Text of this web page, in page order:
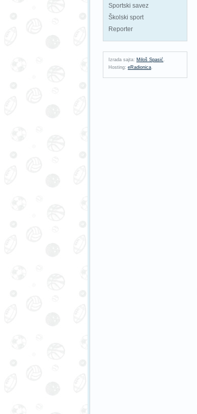
Sportski savez
Školski sport
Reporter
Izrada sajta: Miloš Spasić .
Hosting: eRadionica.